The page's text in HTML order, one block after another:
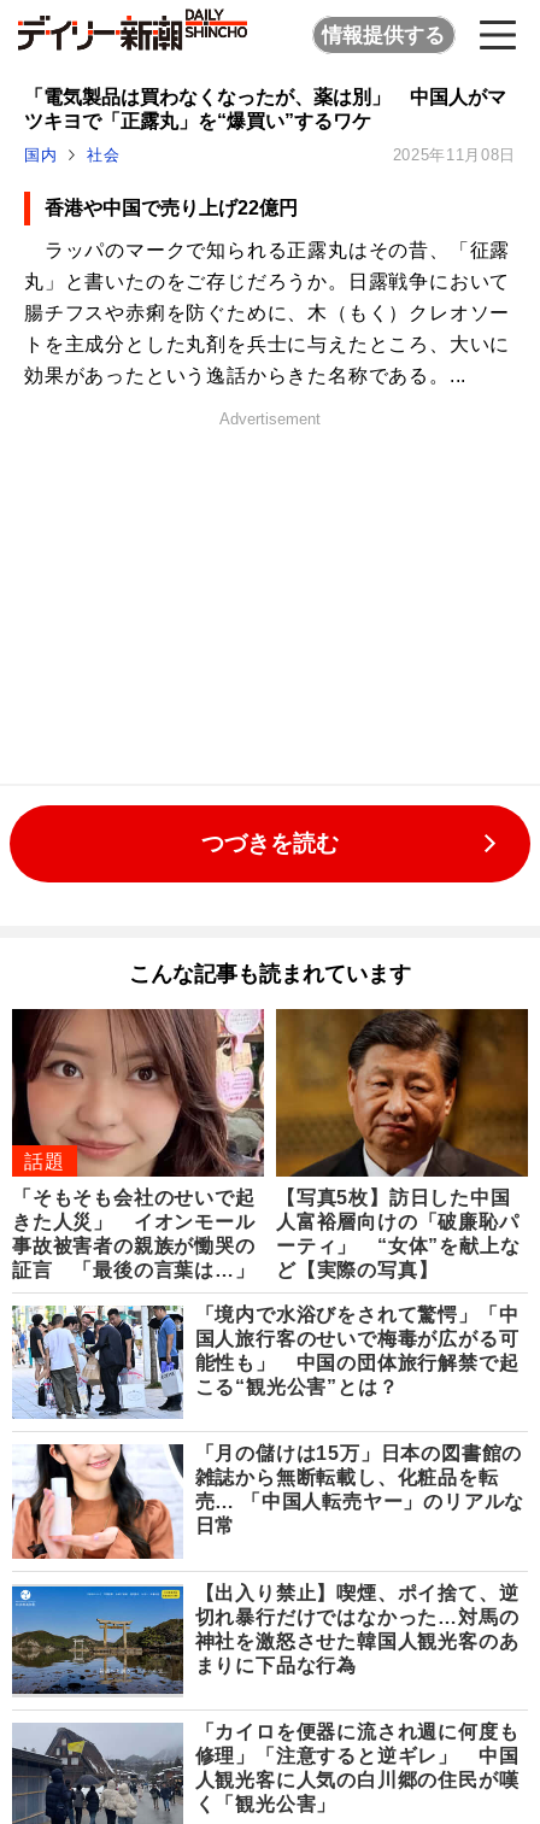
情報提供する
「電気製品は買わなくなったが、薬は別」 中国人がマ
ツキヨで「正露丸」を“爆買い”するワケ
国内 社会 2025年11月08日
香港や中国で売り上げ22億円
ラッパのマークで知られる正露丸はその昔、「征露
丸」と書いたのをご存じだろうか。日露戦争において
腸チフスや赤痢を防ぐために、木（もく）クレオソー
トを主成分とした丸剤を兵士に与えたところ、大いに
効果があったという逸話からきた名称である。...
Advertisement
つづきを読む
こんな記事も読まれています
話題
「そもそも会社のせいで起
きた人災」 イオンモール
事故被害者の親族が慟哭の
証言 「最後の言葉は…」
【写真5枚】訪日した中国
人富裕層向けの「破廉恥パ
ーティ」 “女体”を献上な
ど【実際の写真】
「境内で水浴びをされて驚愕」「中
国人旅行客のせいで梅毒が広がる可
能性も」 中国の団体旅行解禁で起
こる“観光公害”とは？
「月の儲けは15万」日本の図書館の
雑誌から無断転載し、化粧品を転
売… 「中国人転売ヤー」のリアルな
日常
【出入り禁止】喫煙、ポイ捨て、逆
切れ暴行だけではなかった…対馬の
神社を激怒させた韓国人観光客のあ
まりに下品な行為
「カイロを便器に流され週に何度も
修理」「注意すると逆ギレ」 中国
人観光客に人気の白川郷の住民が嘆
く「観光公害」